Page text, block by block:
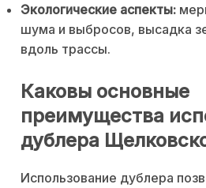
Экологические аспекты:
шума и выбросов, высадка
вдоль трассы.
Каковы основные
преимущества
дублера
Использование дублера